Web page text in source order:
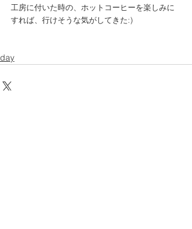
工房に付いた時の、ホットコーヒーを楽しみに
すれば、行けそうな気がしてきた:)
day